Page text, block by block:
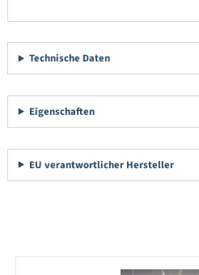
Technische Daten
Eigenschaften
EU verantwortlicher Hersteller